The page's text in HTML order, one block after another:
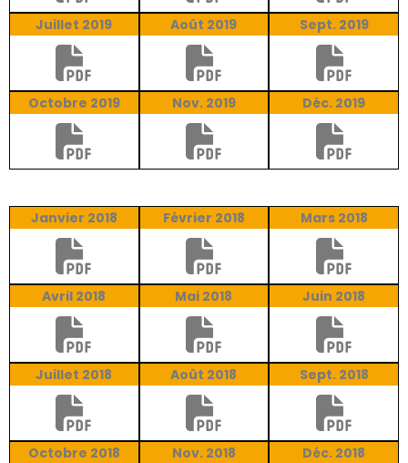
Juillet 2019 Août 2019 Sept. 2019
Octobre 2019 Nov. 2019 Déc. 2019
Janvier 2018 Février 2018 Mars 2018
Avril 2018 Mai 2018 Juin 2018
Juillet 2018 Août 2018 Sept. 2018
Octobre 2018 Nov. 2018 Déc. 2018